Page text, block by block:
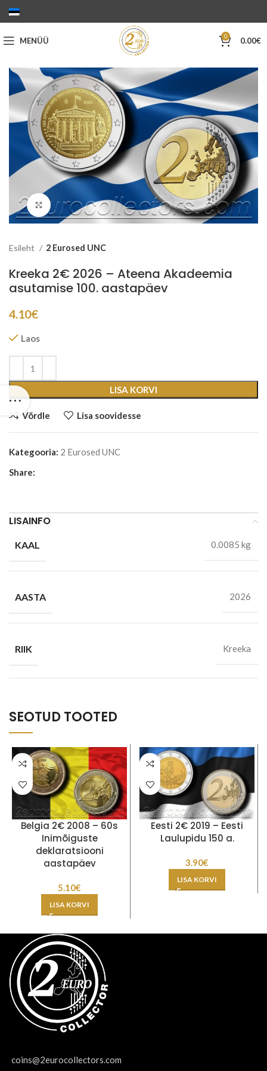
MENÜÜ 0 0.00€
Suurenda
Esileht 2 Eurosed UNC
Kreeka 2€ 2026 – Ateena Akadeemia
asutamise 100. aastapäev
4.10€
Laos
LISA KORVI
Võrdle Lisa soovidesse
Kategooria: 2 Eurosed UNC
Share:
LISAINFO
KAAL 0.0085 kg
AASTA 2026
RIIK Kreeka
SEOTUD TOOTED
Belgia 2€ 2008 – 60s
Inimõiguste
deklaratsiooni
aastapäev
5.10€
LISA KORVI
Eesti 2€ 2019 – Eesti
Laulupidu 150 a.
3.90€
LISA KORVI
coins@2eurocollectors.com